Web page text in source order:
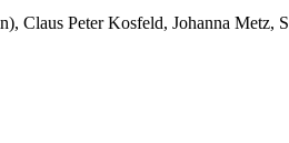
Claus Peter Kosfeld, Johanna Metz,